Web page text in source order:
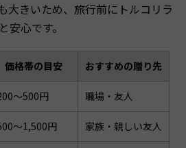
大きいため、旅行前にトルコリラ
安心です。
価格帯の目安 おすすめの贈り先
〜500円 職場・友人
〜1,500円 家族・親しい友人